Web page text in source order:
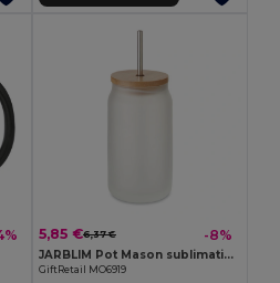
5,85 €6,37 € -8%
JARBLIM Pot Mason sublimation 400 ml
GiftRetail MO6919